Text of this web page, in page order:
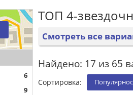
6
9
ТОП 4-
Смотреть все
Найдено: 17 из 65
Сортировка: